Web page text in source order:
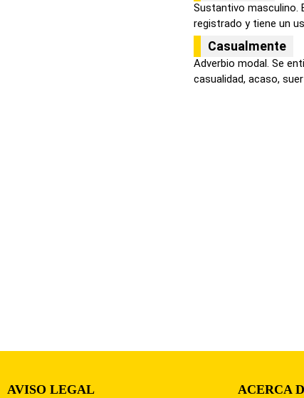
Sustantivo masculino.
registrado y tiene un
Casualmente
Adverbio modal. Se
casualidad, acaso,
AVISO LEGAL ACERCA